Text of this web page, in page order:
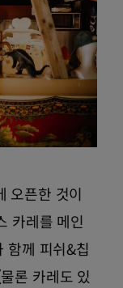
오픈한 것이
카레를 메인
함께 피쉬&칩
론 카레도 있